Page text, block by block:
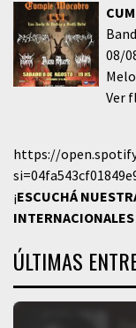
08/
Ver
https://
¡ESCUCHÁ
INTERNACIONALES
ÚLTIMAS